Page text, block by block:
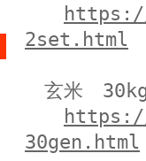
2set.html
玄米
30gen.html